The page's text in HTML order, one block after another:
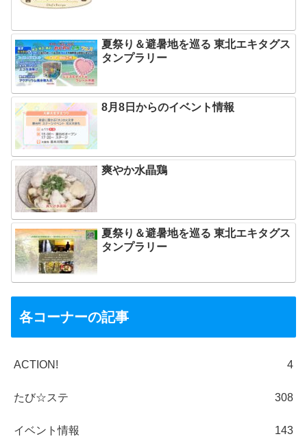
夏祭り＆避暑地を巡る 東北エキタグス
タンプラリー
8月8日からのイベント情報
爽やか水晶鶏
夏祭り＆避暑地を巡る 東北エキタグス
タンプラリー
各コーナーの記事
ACTION! 4
たび☆ステ 308
イベント情報 143